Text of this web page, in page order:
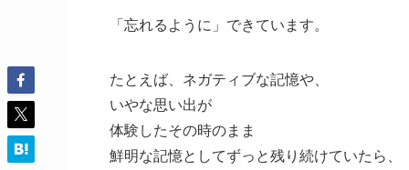
「忘れるように」できています。
たとえば、ネガティブな記憶や、
いやな思い出が
体験したその時のまま
鮮明な記憶としてずっと残り続けていたら、